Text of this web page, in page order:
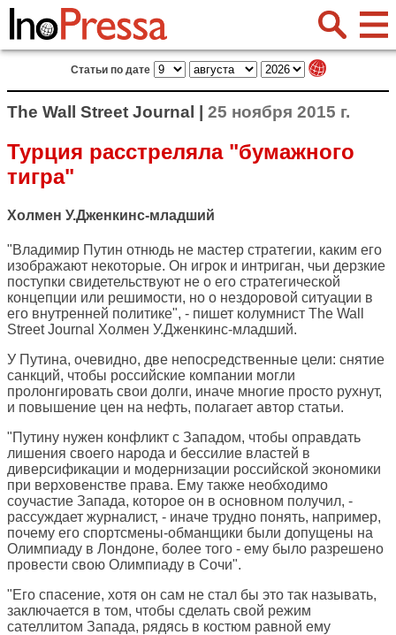
Статьи по дате
The Wall Street Journal | 25 ноября 2015 г.
Турция расстреляла "бумажного
тигра"
Холмен У.Дженкинс-младший
"Владимир Путин отнюдь не мастер стратегии, каким его
изображают некоторые. Он игрок и интриган, чьи дерзкие
поступки свидетельствуют не о его стратегической
концепции или решимости, но о нездоровой ситуации в
его внутренней политике", - пишет колумнист The Wall
Street Journal Холмен У.Дженкинс-младший.
У Путина, очевидно, две непосредственные цели: снятие
санкций, чтобы российские компании могли
пролонгировать свои долги, иначе многие просто рухнут,
и повышение цен на нефть, полагает автор статьи.
"Путину нужен конфликт с Западом, чтобы оправдать
лишения своего народа и бессилие властей в
диверсификации и модернизации российской экономики
при верховенстве права. Ему также необходимо
соучастие Запада, которое он в основном получил, -
рассуждает журналист, - иначе трудно понять, например,
почему его спортсмены-обманщики были допущены на
Олимпиаду в Лондоне, более того - ему было разрешено
провести свою Олимпиаду в Сочи".
"Его спасение, хотя он сам не стал бы это так называть,
заключается в том, чтобы сделать свой режим
сателлитом Запада, рядясь в костюм равной ему